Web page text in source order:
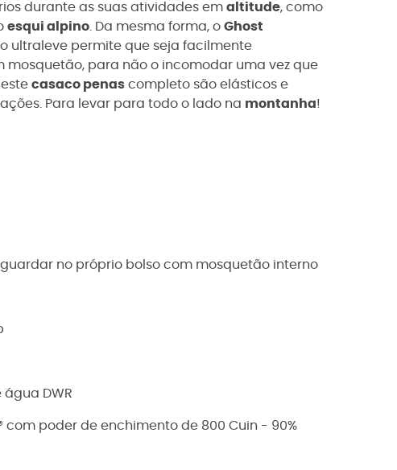
durante as suas atividades em altitude, como
esqui alpino . Da mesma forma, o Ghost
ultraleve permite que seja facilmente
para não o incomodar uma vez que
casaco penas completo são elásticos e
Para levar para todo o lado na montanha!
no próprio bolso com mosquetão interno
DWR
com poder de enchimento de 800 Cuin - 90%